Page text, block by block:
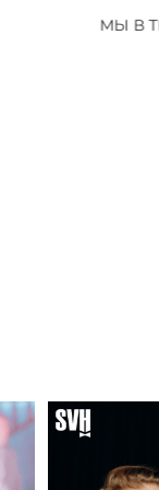
МЫ В ТЕЛЕГРАМ